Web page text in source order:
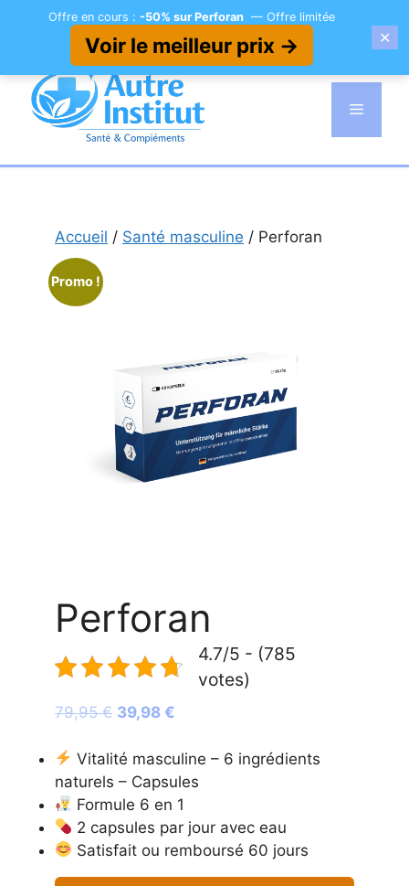
contenu
Menu
Accueil / Santé masculine / Perforan
Promo !
Perforan
4.7/5 - (785
votes)
79,95€ Le
initial
était :
79,95 €.
39,98 €
actuel
est :
39,98 €.
Vitalité masculine – 6 ingrédients
naturels – Capsules
Formule 6 en 1
2 capsules par jour avec eau
Satisfait ou remboursé 60 jours
Offre en cours : -50% sur Perforan — Offre limitée
Voir le meilleur prix → ✕